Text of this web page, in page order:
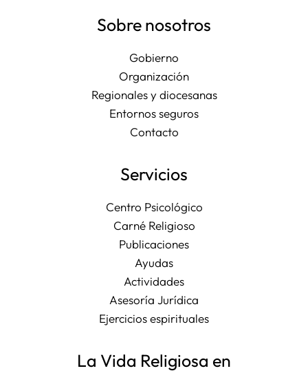
Sobre nosotros
Gobierno
Organización
Regionales y diocesanas
Entornos seguros
Contacto
Servicios
Centro Psicológico
Carné Religioso
Publicaciones
Ayudas
Actividades
Asesoría Jurídica
Ejercicios espirituales
La Vida Religiosa en